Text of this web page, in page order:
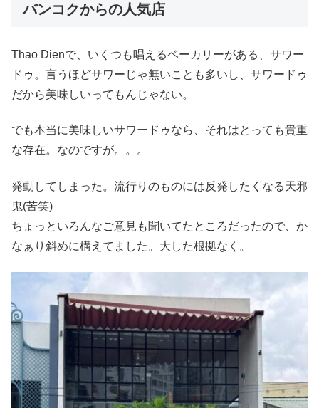
バンコクからの人気店
Thao Dienで、いくつも唱えるベーカリーがある、サワー
ドゥ。言うほどサワーじゃ無いことも多いし、サワードゥ
だから美味しいってもんじゃない。
でも本当に美味しいサワードゥなら、それはとっても貴重
な存在。なのですが。。。
発動してしまった。流行りのものには反発したくなる天邪
鬼(苦笑)
ちょっといろんなご意見も聞いてたところだったので、か
なぁり斜めに構えてました。大した根拠なく。